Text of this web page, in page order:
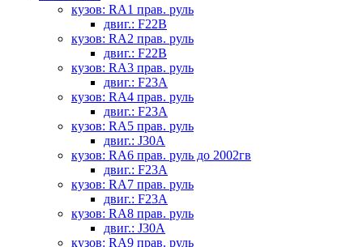
кузов: RA1 прав. руль
двиг.: F22B
кузов: RA2 прав. руль
двиг.: F22B
кузов: RA3 прав. руль
двиг.: F23A
кузов: RA4 прав. руль
двиг.: F23A
кузов: RA5 прав. руль
двиг.: J30A
кузов: RA6 прав. руль до 2002гв
двиг.: F23A
кузов: RA7 прав. руль
двиг.: F23A
кузов: RA8 прав. руль
двиг.: J30A
кузов: RA9 прав. руль